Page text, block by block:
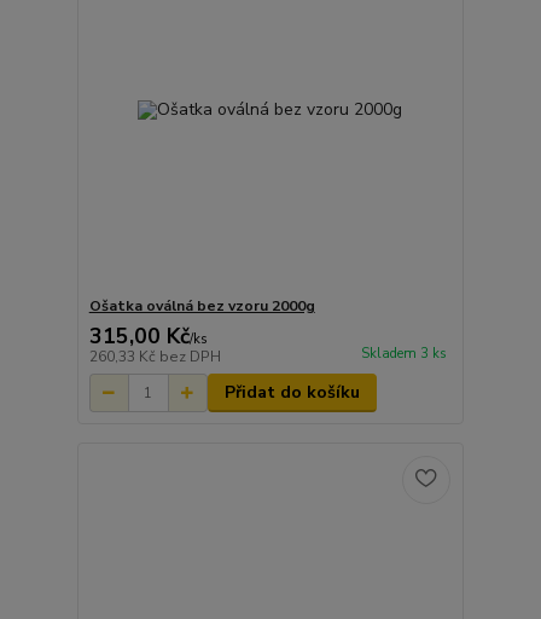
Ošatka oválná bez vzoru 2000g
315,00 Kč/ks
260,33 Kč bez DPH Skladem 3 ks
Přidat do košíku